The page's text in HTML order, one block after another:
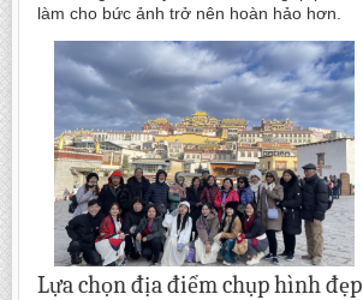
làm cho bức ảnh trở nên hoàn hảo hơn.
Lựa chọn địa điểm chụp hình đẹp